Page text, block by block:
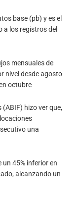
base (pb) y es el
a los registros del
mensuales de
nivel desde agosto
octubre
hizo ver que,
una
45% inferior en
alcanzando un